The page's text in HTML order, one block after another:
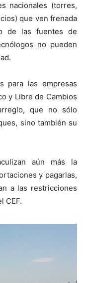
nacionales (torres,
que ven frenada
de las fuentes de
no pueden
para las empresas
y Libre de Cambios
que no sólo
sino también su
aún más la
y pagarlas,
a las restricciones
CEF.